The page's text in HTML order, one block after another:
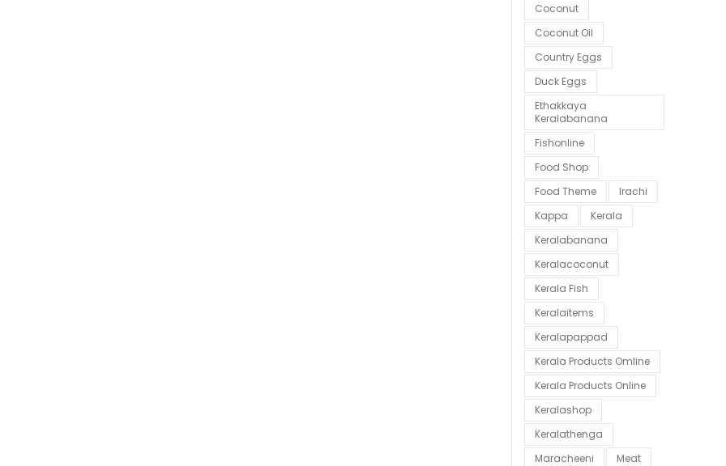
Coconut
Coconut Oil
Country Eggs
Duck Eggs
Ethakkaya
Keralabanana
Fishonline
Food Shop
Food Theme
Irachi
Kappa
Kerala
Keralabanana
Keralacoconut
Kerala Fish
Keralaitems
Keralapappad
Kerala Products Omline
Kerala Products Online
Keralashop
Keralathenga
Maracheeni
Meat